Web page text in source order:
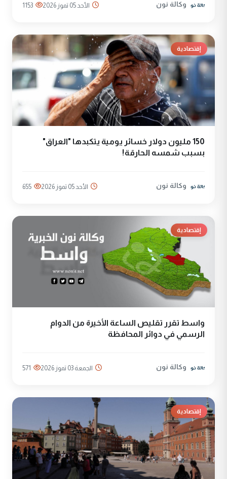
وكالة نون الأحد 05 تموز 2026 1153
إقتصادية
150 مليون دولار خسائر يومية يتكبدها "العراق"
بسبب شمسه الحارقة!
وكالة نون الأحد 05 تموز 2026 655
إقتصادية
واسط تقرر تقليص الساعة الأخيرة من الدوام
الرسمي في دوائر المحافظة
وكالة نون الجمعة 03 تموز 2026 571
إقتصادية